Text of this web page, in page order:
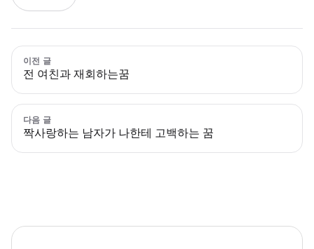
이전 글
전 여친과 재회하는꿈
다음 글
짝사랑하는 남자가 나한테 고백하는 꿈